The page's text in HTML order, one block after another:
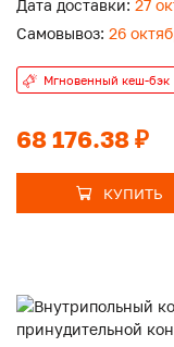
68 176.38 ₽
Дата доставки: 27
Самовывоз: 26
Мгновенный кеш-бэк
КУПИТЬ